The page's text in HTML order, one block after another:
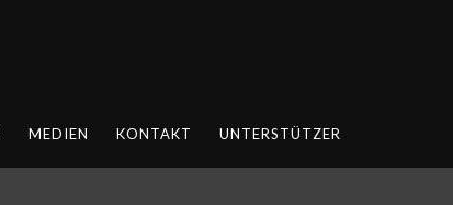
MEDIEN KONTAKT UNTERSTÜTZER